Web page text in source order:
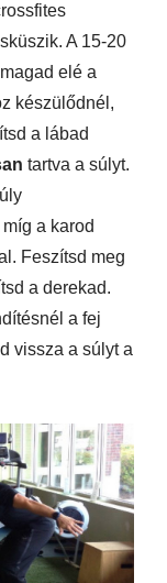
A 15-20
elé a
készülődnél,
a lábad
tartva a súlyt.
a karod
Feszítsd meg
a derekad.
a fej
vissza a súlyt a